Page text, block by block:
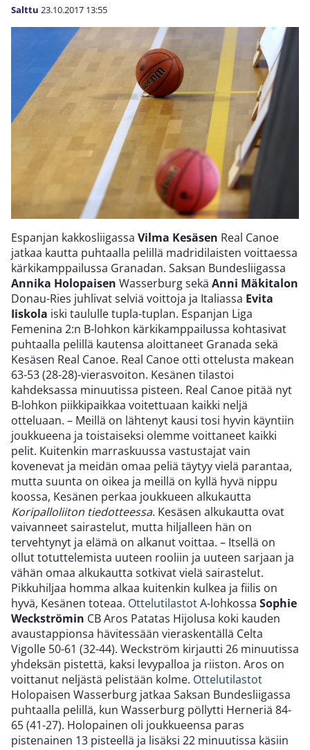
Salttu 23.10.2017 13:55
Espanjan kakkosliigassa Vilma Kesäsen Real Canoe
jatkaa kautta puhtaalla pelillä madridilaisten voittaessa
kärkikamppailussa Granadan. Saksan Bundesliigassa
Annika Holopaisen Wasserburg sekä Anni Mäkitalon
Donau-Ries juhlivat selviä voittoja ja Italiassa Evita
Iiskola iski taululle tupla-tuplan. Espanjan Liga
Femenina 2:n B-lohkon kärkikamppailussa kohtasivat
puhtaalla pelillä kautensa aloittaneet Granada sekä
Kesäsen Real Canoe. Real Canoe otti ottelusta makean
63-53 (28-28)-vierasvoiton. Kesänen tilastoi
kahdeksassa minuutissa pisteen. Real Canoe pitää nyt
B-lohkon piikkipaikkaa voitettuaan kaikki neljä
otteluaan. – Meillä on lähtenyt kausi tosi hyvin käyntiin
joukkueena ja toistaiseksi olemme voittaneet kaikki
pelit. Kuitenkin marraskuussa vastustajat vain
kovenevat ja meidän omaa peliä täytyy vielä parantaa,
mutta suunta on oikea ja meillä on kyllä hyvä nippu
koossa, Kesänen perkaa joukkueen alkukautta
Koripalloliiton tiedotteessa. Kesäsen alkukautta ovat
vaivanneet sairastelut, mutta hiljalleen hän on
tervehtynyt ja elämä on alkanut voittaa. – Itsellä on
ollut totuttelemista uuteen rooliin ja uuteen sarjaan ja
vähän omaa alkukautta sotkivat vielä sairastelut.
Pikkuhiljaa homma alkaa kuitenkin kulkea ja fiilis on
hyvä, Kesänen toteaa. OttelutilastotA-lohkossa Sophie
Weckströmin CB Aros Patatas Hijolusa koki kauden
avaustappionsa hävitessään vieraskentällä Celta
Vigolle 50-61 (32-44). Weckström kirjautti 26 minuutissa
yhdeksän pistettä, kaksi levypalloa ja riiston. Aros on
voittanut neljästä pelistään kolme. Ottelutilastot
Holopaisen Wasserburg jatkaa Saksan Bundesliigassa
puhtaalla pelillä, kun Wasserburg pöllytti Herneriä 84-
65 (41-27). Holopainen oli joukkueensa paras
pistenainen 13 pisteellä ja lisäksi 22 minuutissa käsiin